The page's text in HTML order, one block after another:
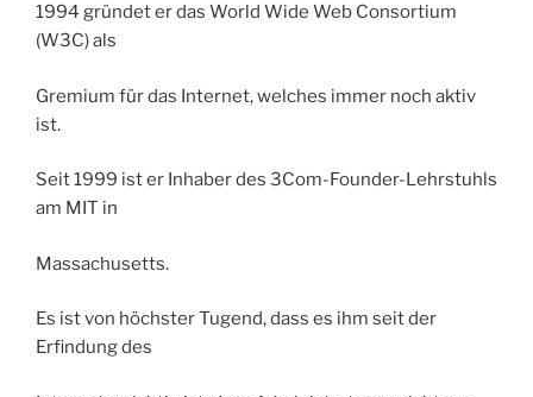
1994 gründet er das World Wide Web Consortium
(W3C) als
Gremium für das Internet, welches immer noch aktiv
ist.
Seit 1999 ist er Inhaber des 3Com-Founder-Lehrstuhls
am MIT in
Massachusetts.
Es ist von höchster Tugend, dass es ihm seit der
Erfindung des